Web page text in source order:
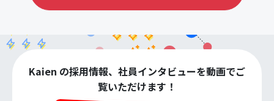
Kaien の採用情報、社員インタビューを動画でご
覧いただけます！